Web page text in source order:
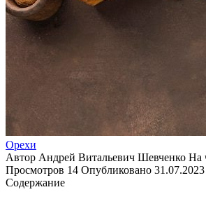
Орехи
Автор Андрей Витальевич Шевченко На
Просмотров 14 Опубликовано 31.07.2023
Содержание